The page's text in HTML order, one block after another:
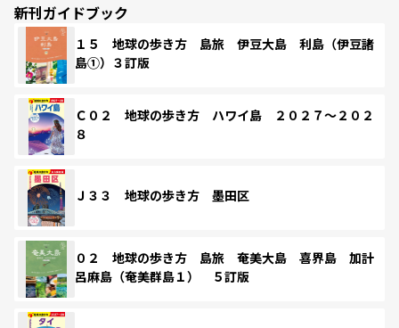
新刊ガイドブック
１５ 地球の歩き方 島旅 伊豆大島 利島（伊豆諸
島①）３訂版
Ｃ０２ 地球の歩き方 ハワイ島 ２０２７～２０２
８
Ｊ３３ 地球の歩き方 墨田区
０２ 地球の歩き方 島旅 奄美大島 喜界島 加計
呂麻島（奄美群島１） ５訂版